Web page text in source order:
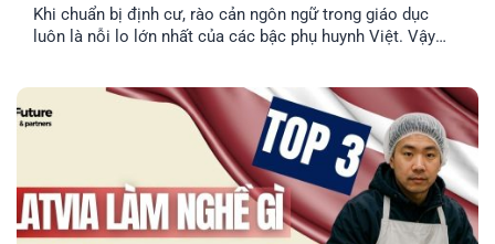
Khi chuẩn bị định cư, rào cản ngôn ngữ trong giáo dục
luôn là nỗi lo lớn nhất của các bậc phụ huynh Việt. Vậy
địa phương? EFP sẽ giải đáp [...]